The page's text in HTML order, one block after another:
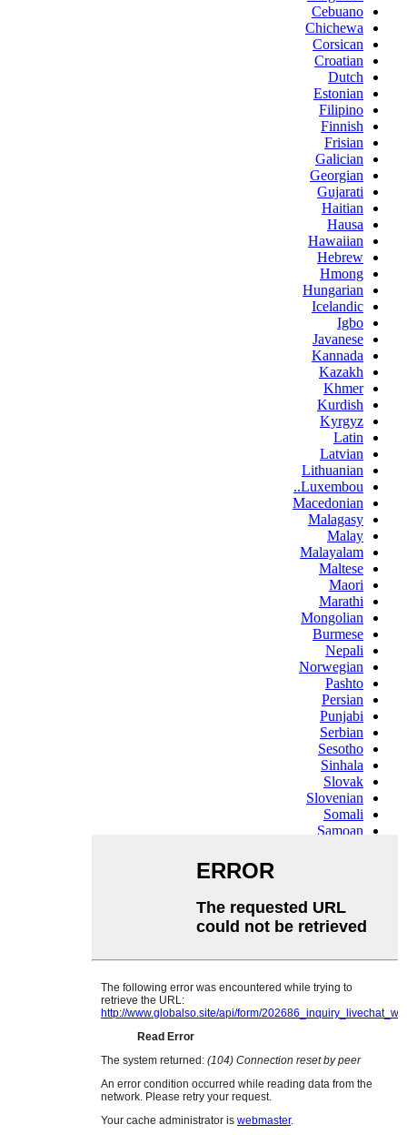
Cebuano
Chichewa
Corsican
Croatian
Dutch
Estonian
Filipino
Finnish
Frisian
Galician
Georgian
Gujarati
Haitian
Hausa
Hawaiian
Hebrew
Hmong
Hungarian
Icelandic
Igbo
Javanese
Kannada
Kazakh
Khmer
Kurdish
Kyrgyz
Latin
Latvian
Lithuanian
Luxembou..
Macedonian
Malagasy
Malay
Malayalam
Maltese
Maori
Marathi
Mongolian
Burmese
Nepali
Norwegian
Pashto
Persian
Punjabi
Serbian
Sesotho
Sinhala
Slovak
Slovenian
Somali
Samoan
Swahili
Tajik
Telugu
Ukrainian
Urdu
Welsh
Xhosa
Yiddish